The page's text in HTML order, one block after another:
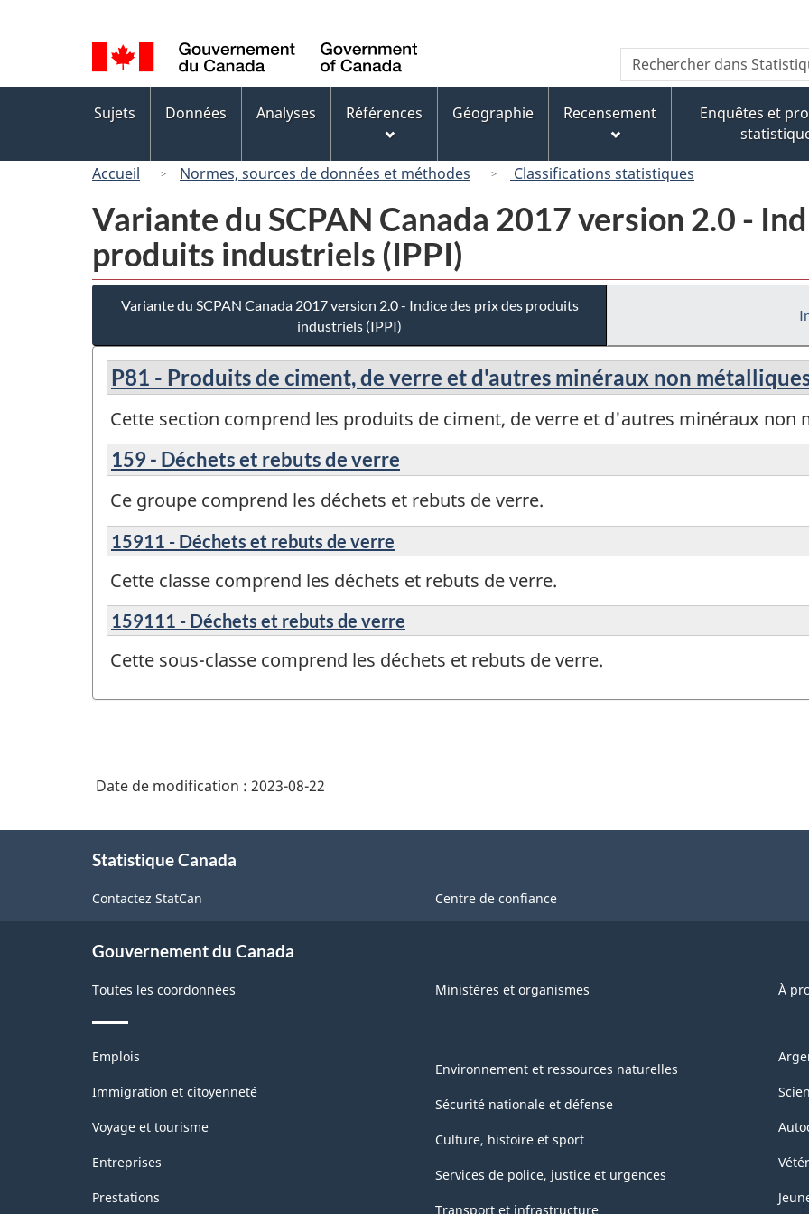
au
contenu
principal
« À
propos
de
ce
version
HTML
simplifiée
de
la
langue
Canada
Recherche
Rechercher
dans
Canada
des
Sujets Données Analyses Références Géographie Recensement
Enquêtes et
Accueil Normes, sources de données et méthodes Classifications statistiques
Variante du SCPAN Canada 2017 version 2.0 -
produits industriels (IPPI)
Variante du SCPAN Canada 2017 version 2.0 - Indice des prix des produits
industriels (IPPI)
P81 - Produits de ciment, de verre et d'autres minéraux non
Cette section comprend les produits de ciment, de verre et d'autres minéraux non
159 - Déchets et rebuts de verre
Ce groupe comprend les déchets et rebuts de verre.
15911 - Déchets et rebuts de verre
Cette classe comprend les déchets et rebuts de verre.
159111 - Déchets et rebuts de verre
Cette sous-classe comprend les déchets et rebuts de verre.
Date de modification : 2023-08-22
Statistique Canada
Contactez StatCan Centre de confiance
Gouvernement du Canada
Toutes les coordonnées Ministères et organismes À
Thèmes
sujets
Emplois
Immigration et citoyenneté
Voyage et tourisme
Entreprises
Prestations
Environnement et ressources naturelles
Sécurité nationale et défense
Culture, histoire et sport
Services de police, justice et urgences
Transport et infrastructure